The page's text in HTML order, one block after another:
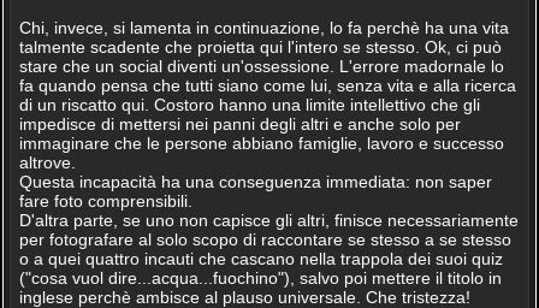
Chi, invece, si lamenta in continuazione, lo fa perchè ha una vita
talmente scadente che proietta qui l'intero se stesso. Ok, ci può
stare che un social diventi un'ossessione. L'errore madornale lo
fa quando pensa che tutti siano come lui, senza vita e alla ricerca
di un riscatto qui. Costoro hanno una limite intellettivo che gli
impedisce di mettersi nei panni degli altri e anche solo per
immaginare che le persone abbiano famiglie, lavoro e successo
altrove.
Questa incapacità ha una conseguenza immediata: non saper
fare foto comprensibili.
D'altra parte, se uno non capisce gli altri, finisce necessariamente
per fotografare al solo scopo di raccontare se stesso a se stesso
o a quei quattro incauti che cascano nella trappola dei suoi quiz
("cosa vuol dire...acqua...fuochino"), salvo poi mettere il titolo in
inglese perchè ambisce al plauso universale. Che tristezza!